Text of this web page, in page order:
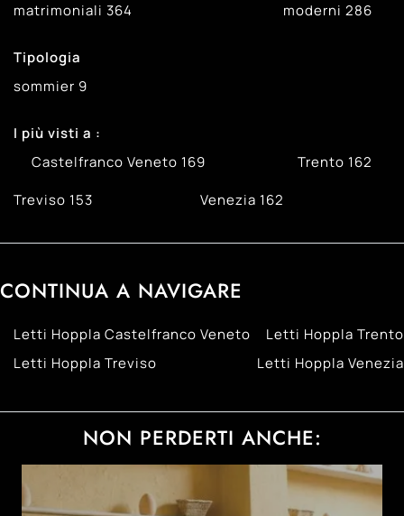
matrimoniali 364
moderni 286
Tipologia
sommier 9
I più visti a :
Castelfranco Veneto 169 Trento 162
Treviso 153 Venezia 162
CONTINUA A NAVIGARE
Letti Hoppla Castelfranco Veneto
Letti Hoppla Trento
Letti Hoppla Treviso
Letti Hoppla Venezia
NON PERDERTI ANCHE: